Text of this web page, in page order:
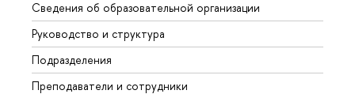
Сведения об образовательной организации
Руководство и структура
Подразделения
Преподаватели и сотрудники